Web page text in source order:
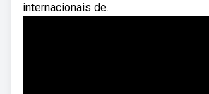
internacionais de.